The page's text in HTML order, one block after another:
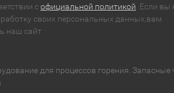
софициальной политикой. Если вы
своих персональных данных,вам
наш сайт.
для процессов горения. Запасные